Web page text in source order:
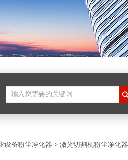
设备粉尘净化器 > 激光切割机粉尘净化器